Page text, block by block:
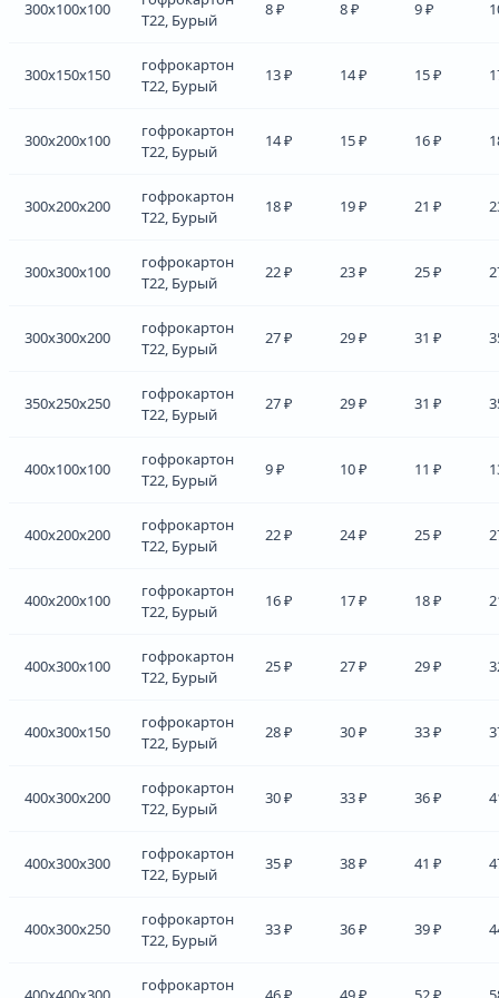
300x100x100
Т22, Бурый
8 ₽ 8 ₽ 9 ₽
300x150x150
гофрокартон
Т22, Бурый
13 ₽ 14 ₽ 15 ₽
300x200x100
гофрокартон
Т22, Бурый
14 ₽ 15 ₽ 16 ₽
300x200x200
гофрокартон
Т22, Бурый
18 ₽ 19 ₽ 21 ₽
300x300x100
гофрокартон
Т22, Бурый
22 ₽ 23 ₽ 25 ₽
300x300x200
гофрокартон
Т22, Бурый
27 ₽ 29 ₽ 31 ₽
350x250x250
гофрокартон
Т22, Бурый
27 ₽ 29 ₽ 31 ₽
400x100x100
гофрокартон
Т22, Бурый
9 ₽ 10 ₽ 11 ₽
400x200x200
гофрокартон
Т22, Бурый
22 ₽ 24 ₽ 25 ₽
400x200x100
гофрокартон
Т22, Бурый
16 ₽ 17 ₽ 18 ₽
400x300x100
гофрокартон
Т22, Бурый
25 ₽ 27 ₽ 29 ₽
400x300x150
гофрокартон
Т22, Бурый
28 ₽ 30 ₽ 33 ₽
400x300x200
гофрокартон
Т22, Бурый
30 ₽ 33 ₽ 36 ₽
400x300x300
гофрокартон
Т22, Бурый
35 ₽ 38 ₽ 41 ₽
400x300x250
гофрокартон
Т22, Бурый
33 ₽ 36 ₽ 39 ₽
гофрокартон